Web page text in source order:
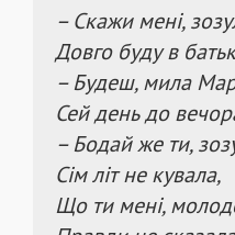
– Скажи мені,
Довго буду в
– Будеш, мила
Сей день до
– Бодай же ти,
Сім літ не кувала,
Що ти мені,